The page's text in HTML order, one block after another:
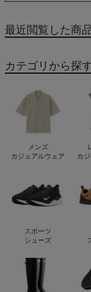
最近閲覧した商
カテゴリから探
メンズ
カジュアルウェア
カ
スポーツ
シューズ